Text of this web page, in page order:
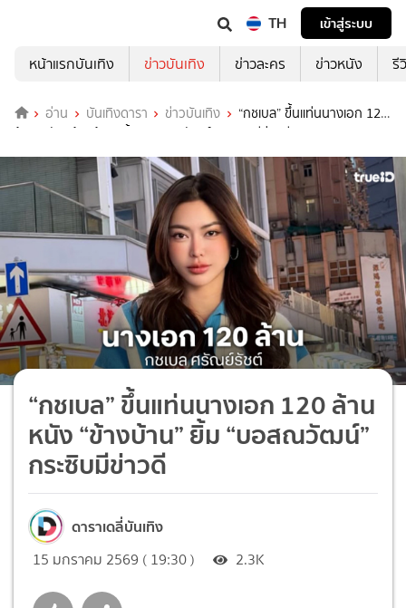
TH
เข้าสู่ระบบ
หน้าแรกบันเทิง
ข่าวบันเทิง ข่าวละคร ข่าวหนัง รี
อ่าน บันเทิงดารา ข่าวบันเทิง
“กชเบล” ขึ้นแท่นนางเอก 120
ล้าน หนัง “ข้างบ้าน” ยิ้ม “บอสณวัฒน์” กระซิบมีข่าวดี
“กชเบล” ขึ้นแท่นนางเอก 120 ล้าน
หนัง “ข้างบ้าน” ยิ้ม “บอสณวัฒน์”
กระซิบมีข่าวดี
ดาราเดลี่บันเทิง
15 มกราคม 2569 ( 19:30 ) 2.3K